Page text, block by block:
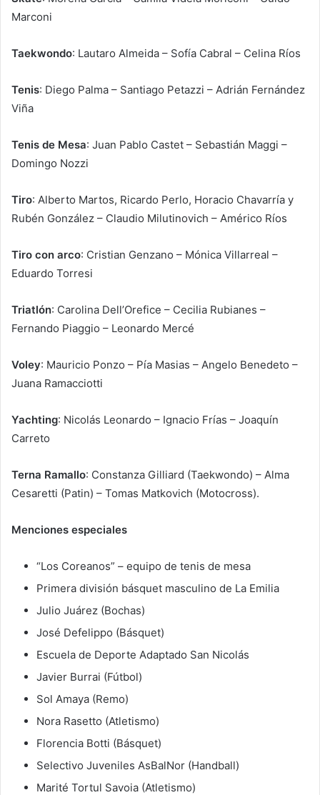
Marconi
Taekwondo: Lautaro Almeida – Sofía Cabral – Celina Ríos
Tenis: Diego Palma – Santiago Petazzi – Adrián Fernández
Viña
Tenis de Mesa: Juan Pablo Castet – Sebastián Maggi –
Domingo Nozzi
Tiro: Alberto Martos, Ricardo Perlo, Horacio Chavarría y
Rubén González – Claudio Milutinovich – Américo Ríos
Tiro con arco: Cristian Genzano – Mónica Villarreal –
Eduardo Torresi
Triatlón: Carolina Dell’Orefice – Cecilia Rubianes –
Fernando Piaggio – Leonardo Mercé
Voley: Mauricio Ponzo – Pía Masias – Angelo Benedeto –
Juana Ramacciotti
Yachting: Nicolás Leonardo – Ignacio Frías – Joaquín
Carreto
Terna Ramallo: Constanza Gilliard (Taekwondo) – Alma
Cesaretti (Patin) – Tomas Matkovich (Motocross).
Menciones especiales
“Los Coreanos” – equipo de tenis de mesa
Primera división básquet masculino de La Emilia
Julio Juárez (Bochas)
José Defelippo (Básquet)
Escuela de Deporte Adaptado San Nicolás
Javier Burrai (Fútbol)
Sol Amaya (Remo)
Nora Rasetto (Atletismo)
Florencia Botti (Básquet)
Selectivo Juveniles AsBalNor (Handball)
Marité Tortul Savoia (Atletismo)